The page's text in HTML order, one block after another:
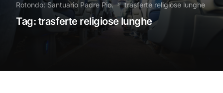
Rotondo: Santuario Padre Pio.
trasferte religiose lunghe
Tag: trasferte religiose lunghe
Autobus servizi
Vacanze Viaggi Frosinone